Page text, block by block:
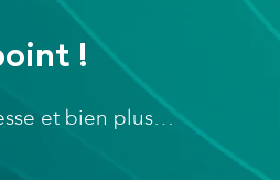
!
et bien plus…